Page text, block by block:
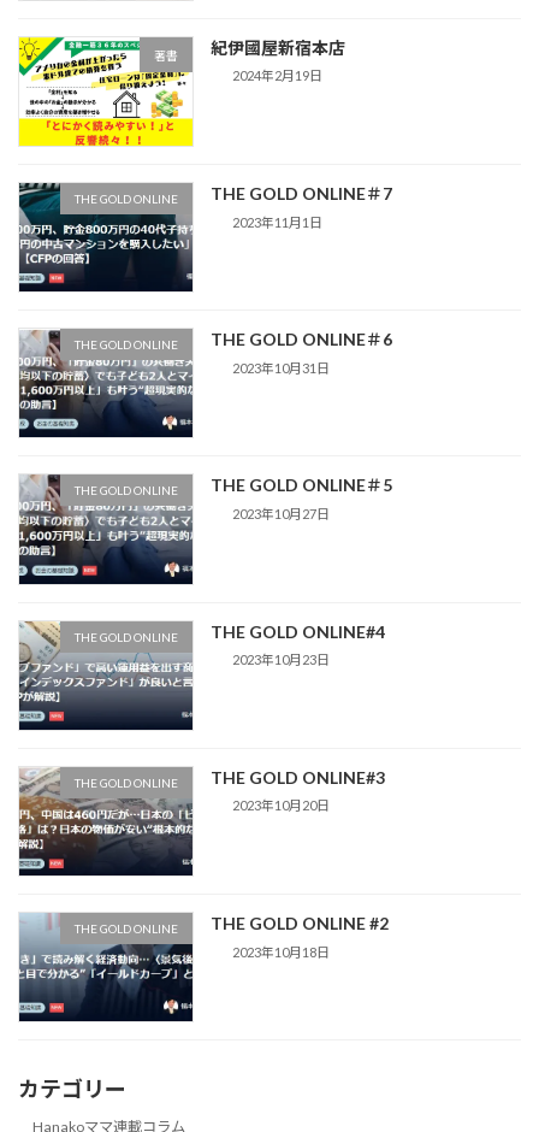
著書 紀伊國屋新宿本店
2024年2月19日
THE GOLD ONLINE THE GOLD ONLINE＃7
2023年11月1日
THE GOLD ONLINE THE GOLD ONLINE＃6
2023年10月31日
THE GOLD ONLINE THE GOLD ONLINE＃5
2023年10月27日
THE GOLD ONLINE THE GOLD ONLINE#4
2023年10月23日
THE GOLD ONLINE THE GOLD ONLINE#3
2023年10月20日
THE GOLD ONLINE THE GOLD ONLINE #2
2023年10月18日
カテゴリー
Hanakoママ連載コラム